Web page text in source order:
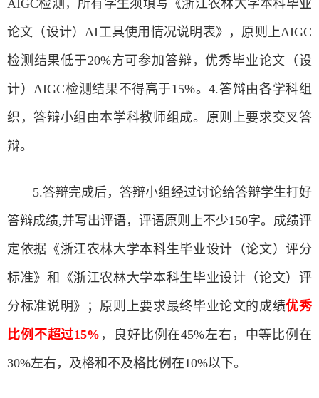
AIGC检测，所有学生须填写《浙江农林大学本科毕业
论文（设计）AI工具使用情况说明表》，原则上AIGC
检测结果低于20%方可参加答辩，优秀毕业论文（设
计）AIGC检测结果不得高于15%。4.答辩由各学科组
织，答辩小组由本学科教师组成。原则上要求交叉答
辩。
5.答辩完成后，答辩小组经过讨论给答辩学生打好
答辩成绩,并写出评语，评语原则上不少150字。成绩评
定依据《浙江农林大学本科生毕业设计（论文）评分
标准》和《浙江农林大学本科生毕业设计（论文）评
分标准说明》；原则上要求最终毕业论文的成绩优秀
比例不超过15% ，良好比例在45%左右，中等比例在
30%左右，及格和不及格比例在10%以下。